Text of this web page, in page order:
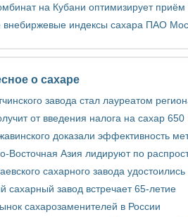
на Кубани оптимизирует приём
индексы сахара ПАО
о сахаре
завода стал лауреатом
от введения налога на сахар
доказали эффективность
Азия лидируют по
сахарного завода удостоились
сахарный завод встречает 65-летие
сахарозаменителей в России